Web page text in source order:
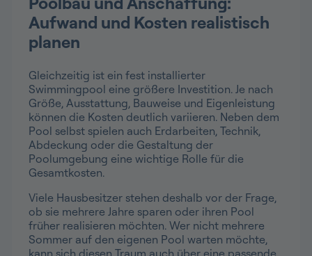
Aufwand und Kosten realistisch
planen
Gleichzeitig ist ein fest installierter
Swimmingpool eine größere Investition. Je nach
Größe, Ausstattung, Bauweise und Eigenleistung
können die Kosten deutlich variieren. Neben dem
Pool selbst spielen auch Erdarbeiten, Technik,
Abdeckung oder die Gestaltung der
Poolumgebung eine wichtige Rolle für die
Gesamtkosten.
Viele Hausbesitzer stehen deshalb vor der Frage,
ob sie mehrere Jahre sparen oder ihren Pool
früher realisieren möchten. Wer nicht mehrere
Sommer auf den eigenen Pool warten möchte,